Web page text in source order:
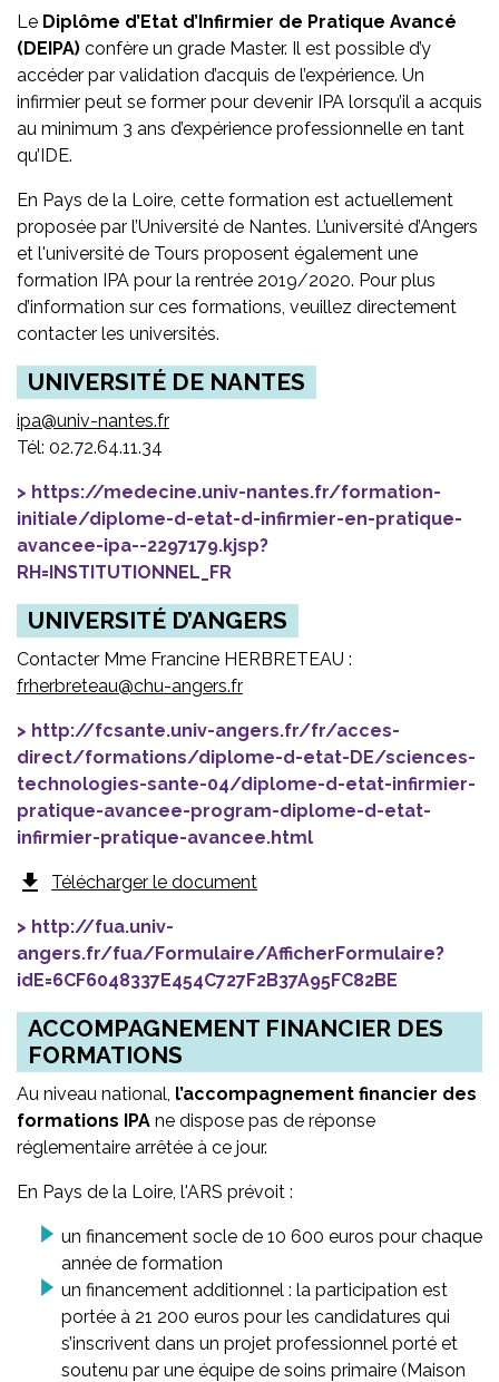
Le Diplôme d’Etat d’Infirmier de Pratique Avancé
(DEIPA) confère un grade Master. Il est possible d’y
accéder par validation d’acquis de l’expérience. Un
infirmier peut se former pour devenir IPA lorsqu’il a acquis
au minimum 3 ans d’expérience professionnelle en tant
qu’IDE.
En Pays de la Loire, cette formation est actuellement
proposée par l’Université de Nantes. L’université d’Angers
et l'université de Tours proposent également une
formation IPA pour la rentrée 2019/2020. Pour plus
d’information sur ces formations, veuillez directement
contacter les universités.
UNIVERSITÉ DE NANTES
ipa@univ-nantes.fr
Tél: 02.72.64.11.34
https://medecine.univ-nantes.fr/formation-
initiale/diplome-d-etat-d-infirmier-en-pratique-
avancee-ipa--2297179.kjsp?
RH=INSTITUTIONNEL_FR
UNIVERSITÉ D’ANGERS
Contacter Mme Francine HERBRETEAU :
frherbreteau@chu-angers.fr
http://fcsante.univ-angers.fr/fr/acces-
direct/formations/diplome-d-etat-DE/sciences-
technologies-sante-04/diplome-d-etat-infirmier-
pratique-avancee-program-diplome-d-etat-
infirmier-pratique-avancee.html
file_download Télécharger le document
http://fua.univ-
angers.fr/fua/Formulaire/AfficherFormulaire?
idE=6CF6048337E454C727F2B37A95FC82BE
ACCOMPAGNEMENT FINANCIER DES
FORMATIONS
Au niveau national, l’accompagnement financier des
formations IPA ne dispose pas de réponse
réglementaire arrêtée à ce jour.
En Pays de la Loire, l'ARS prévoit :
un financement socle de 10 600 euros pour chaque
année de formation
un financement additionnel : la participation est
portée à 21 200 euros pour les candidatures qui
s’inscrivent dans un projet professionnel porté et
soutenu par une équipe de soins primaire (Maison